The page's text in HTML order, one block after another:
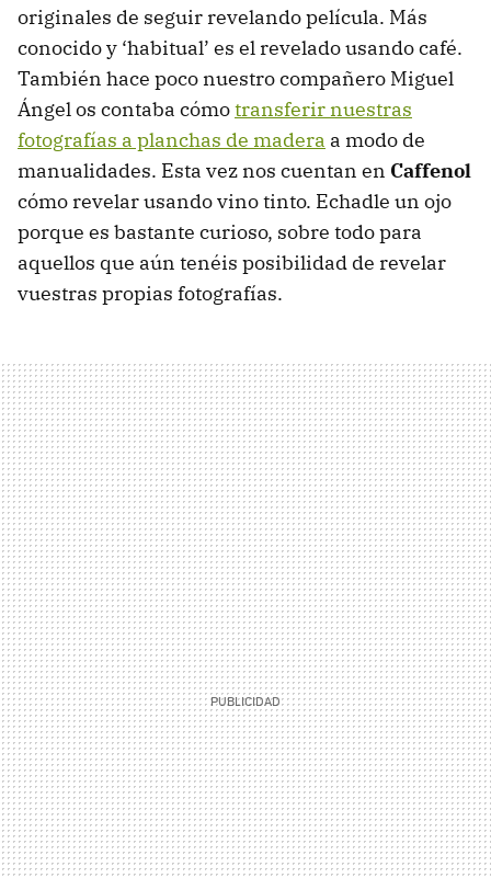
originales de seguir revelando película. Más
conocido y ‘habitual’ es el revelado usando café.
También hace poco nuestro compañero Miguel
Ángel os contaba cómotransferir nuestras
fotografías a planchas de madera a modo de
manualidades. Esta vez nos cuentan en Caffenol
cómo revelar usando vino tinto. Echadle un ojo
porque es bastante curioso, sobre todo para
aquellos que aún tenéis posibilidad de revelar
vuestras propias fotografías.